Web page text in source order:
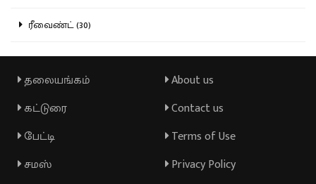
ரீவைண்ட் (30)
தலையங்கம்
கட்டுரை
பேட்டி
சமஸ்
About us
Contact us
Terms of Use
Privacy Policy